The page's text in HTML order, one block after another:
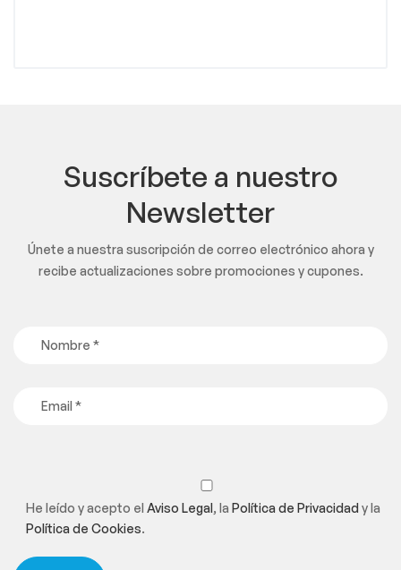
Suscríbete a nuestro
Newsletter
Únete a nuestra suscripción de correo electrónico ahora y
recibe actualizaciones sobre promociones y cupones.
He leído y acepto el Aviso Legal, la Política de Privacidady la
Política de Cookies.